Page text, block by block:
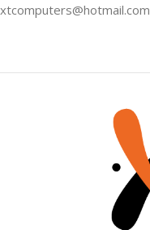
xtcomputers@hotmail.com